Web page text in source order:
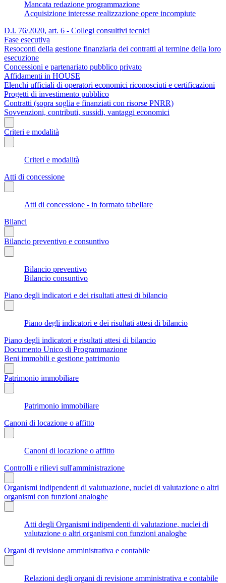
Mancata redazione programmazione
Acquisizione interesse realizzazione opere incompiute
D.l. 76/2020, art. 6 - Collegi consultivi tecnici
Fase esecutiva
Resoconti della gestione finanziaria dei contratti al termine della loro
esecuzione
Concessioni e partenariato pubblico privato
Affidamenti in HOUSE
Elenchi ufficiali di operatori economici riconosciuti e certificazioni
Progetti di investimento pubblico
Contratti (sopra soglia e finanziati con risorse PNRR)
Sovvenzioni, contributi, sussidi, vantaggi economici
Criteri e modalità
Criteri e modalità
Atti di concessione
Atti di concessione - in formato tabellare
Bilanci
Bilancio preventivo e consuntivo
Bilancio preventivo
Bilancio consuntivo
Piano degli indicatori e dei risultati attesi di bilancio
Piano degli indicatori e dei risultati attesi di bilancio
Piano degli indicatori e risultati attesi di bilancio
Documento Unico di Programmazione
Beni immobili e gestione patrimonio
Patrimonio immobiliare
Patrimonio immobiliare
Canoni di locazione o affitto
Canoni di locazione o affitto
Controlli e rilievi sull'amministrazione
Organismi indipendenti di valutuazione, nuclei di valutazione o altri
organismi con funzioni analoghe
Atti degli Organismi indipendenti di valutazione, nuclei di
valutazione o altri organismi con funzioni analoghe
Organi di revisione amministrativa e contabile
Relazioni degli organi di revisione amministrativa e contabile